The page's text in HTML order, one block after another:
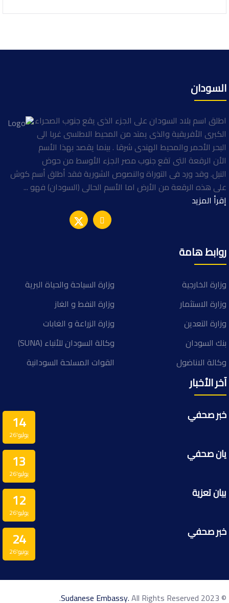
السودان
اطلق اسم بلاد السودان على الجزء الذى يقع جنوب الصحراء
الكبرى الأفريقية والذى يمتد من المحيط الاطلسى غربا الى
البحر الأحمر والمحيط الهندى شرقا . بينما يقصد بهذا الأسم
الأن الرقعة التى تقع جنوب مصر الجزء الأوسط من حوض
النيل. وقد ورد فى التوراة والنصوص الشورية فقد أطلق أسم كوش
على هذه الرقعة من الأرض اما الأسم الحالى (السودان) فهو ...
إقرأ المزيد
روابط هامة
وزارة الخارجية
وزارة السياحة والحياة البرية
وزارة الاستثمار
وزارة النفط و الغاز
وزارة التعدين
وزارة الزراعة و الغابات
بنك السودان
وكالة السودان للأنباء (SUNA)
وكالة الاناضول
القوات المسلحة السودانية
آخر الأخبار
14
يوليو’26
خبر صحفي
13
يوليو’26
يان صحفي
12
يوليو’26
بيان تعزية
24
يونيو’26
خبر صحفي
© 2023
Sudanese Embassy.All Rights Reserved.